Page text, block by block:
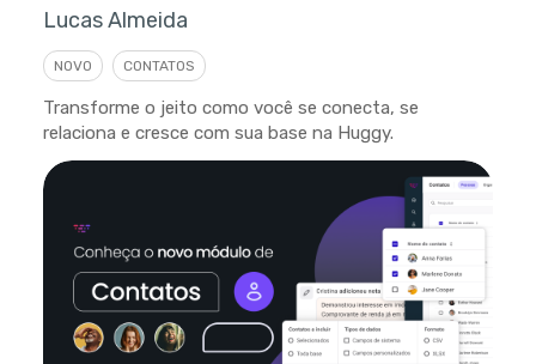
Lucas Almeida
NOVO CONTATOS
Transforme o jeito como você se conecta, se
relaciona e cresce com sua base na Huggy.